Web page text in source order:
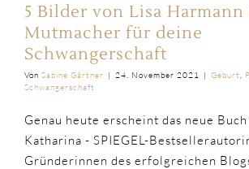
5 Bilder von Lisa
Mutmacher für deine
Schwangerschaft
Von Sabine Gärtner | 24. November 2021 | Geburt,
Schwangerschaft
Genau heute erscheint das neue
Katharina - SPIEGEL-
Gründerinnen des erfolgreichen